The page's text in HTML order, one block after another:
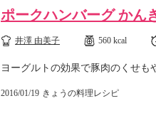
ポークハンバーグ かん
井澤 由美子 560 kcal
ヨーグルトの効果で豚肉のくせも
2016/01/19 きょうの料理レシピ